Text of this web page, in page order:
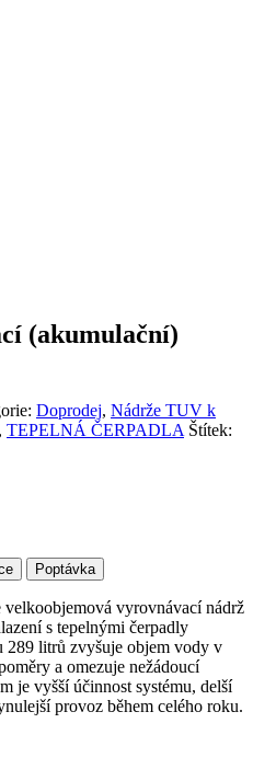
(akumulační)
Doprodej, Nádrže TUV k
TEPELNÁ ČERPADLA Štítek:
Poptávka
vyrovnávací nádrž
s tepelnými čerpadly
289 litrů zvyšuje objem vody v
a omezuje nežádoucí
je vyšší účinnost systému, delší
provoz během celého roku.